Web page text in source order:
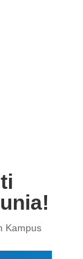
Kampus